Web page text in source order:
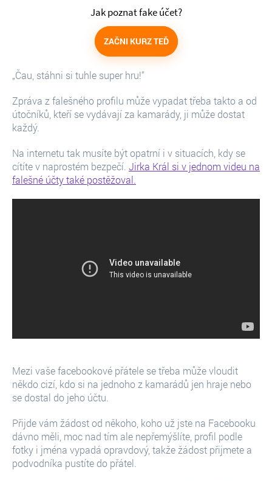
Jak poznat fake účet?
ZAČNI KURZ TEĎ
„Čau, stáhni si tuhle super hru!“
Zpráva z falešného profilu může vypadat třeba takto a od
útočníků, kteří se vydávají za kamarády, ji může dostat
každý.
Na internetu tak musíte být opatrní i v situacích, kdy se
cítíte v naprostém bezpečí. Jirka Král si v jednom videu na
falešné účty také postěžoval.
Mezi vaše facebookové přátele se třeba může vloudit
někdo cizí, kdo si na jednoho z kamarádů jen hraje nebo
se dostal do jeho účtu.
Přijde vám žádost od někoho, koho už jste na Facebooku
dávno měli, moc nad tím ale nepřemýšlíte, profil podle
fotky i jména vypadá opravdový, takže žádost přijmete a
podvodníka pustíte do přátel.